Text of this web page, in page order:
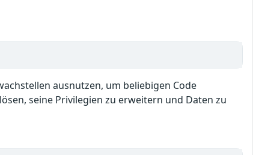
ausnutzen, um beliebigen Code
seine Privilegien zu erweitern und Daten zu